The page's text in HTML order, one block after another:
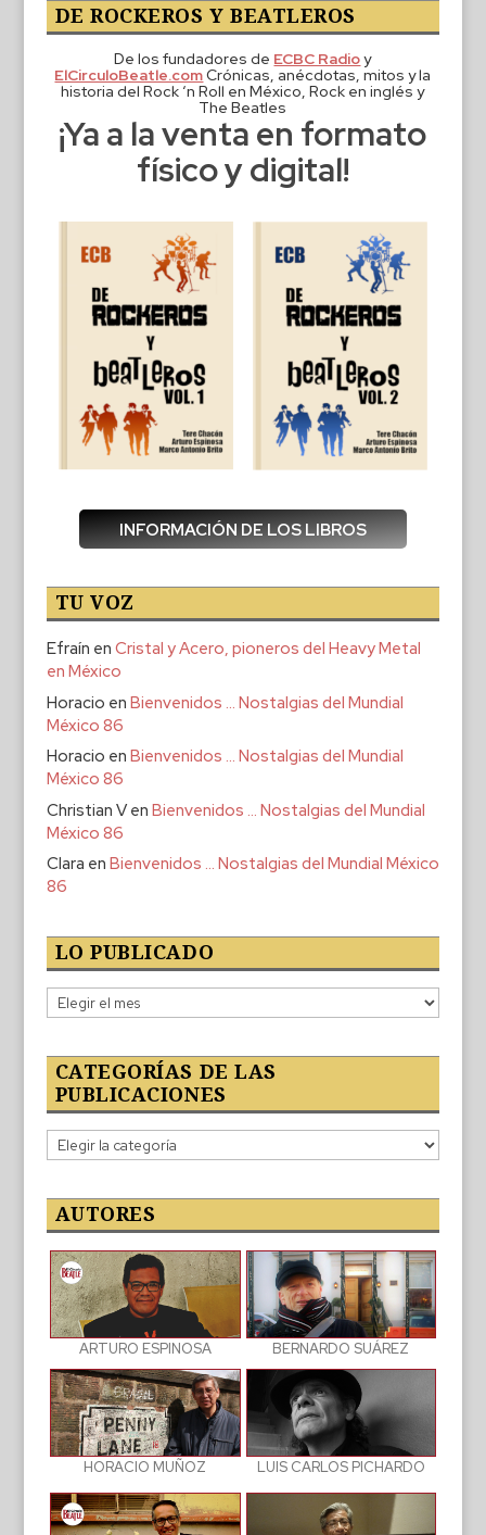
DE ROCKEROS Y BEATLEROS
De los fundadores de ECBC Radioy
ElCirculoBeatle.comCrónicas, anécdotas, mitos y la
historia del Rock ‘n Roll en México, Rock en inglés y
The Beatles
¡Ya a la venta en formato
físico y digital!
INFORMACIÓN DE LOS LIBROS
TU VOZ
Efraín en Cristal y Acero, pioneros del Heavy Metal
en México
Horacio en Bienvenidos … Nostalgias del Mundial
México 86
Horacio en Bienvenidos … Nostalgias del Mundial
México 86
Christian Ven Bienvenidos … Nostalgias del Mundial
México 86
Clara en Bienvenidos … Nostalgias del Mundial México
86
LO PUBLICADO
Lo
publicado
CATEGORÍAS DE LAS
PUBLICACIONES
Categorías
de
publicaciones
AUTORES
ARTURO ESPINOSA BERNARDO SUÁREZ
HORACIO MUÑOZ LUIS CARLOS PICHARDO